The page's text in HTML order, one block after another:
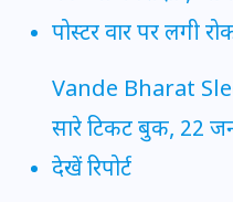
पोस्टर वार पर लगी
Vande Bharat
सारे टिकट बुक, 22
देखें रिपोर्ट